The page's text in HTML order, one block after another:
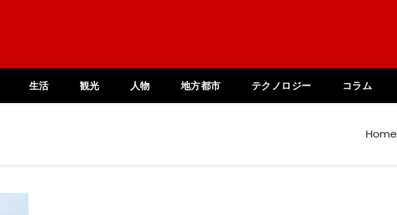
生活 観光 人物 地方都市 テクノロジー コラム
Home